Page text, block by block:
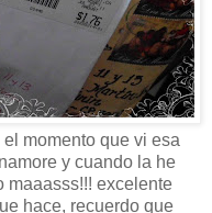
el momento que vi esa
y cuando la he
maaasss!!! excelente
hace, recuerdo que